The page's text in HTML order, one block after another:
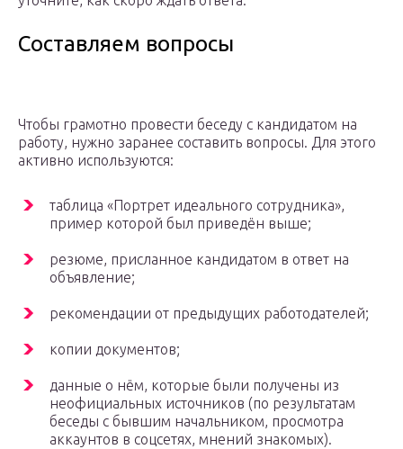
Составляем вопросы
Чтобы грамотно провести беседу с кандидатом на
работу, нужно заранее составить вопросы. Для этого
активно используются:
таблица «Портрет идеального сотрудника»,
пример которой был приведён выше;
резюме, присланное кандидатом в ответ на
объявление;
рекомендации от предыдущих работодателей;
копии документов;
данные о нём, которые были получены из
неофициальных источников (по результатам
беседы с бывшим начальником, просмотра
аккаунтов в соцсетях, мнений знакомых).